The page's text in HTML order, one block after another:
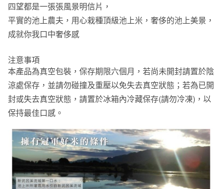
四望都是一張張風景明信片，
平實的池上農夫，用心栽種頂級池上米，奢侈的池上美景，
成就你我口中奢侈感
注意事項
本產品為真空包裝，保存期限六個月，若尚未開封請置於陰
涼處保存，並請勿碰撞及重壓以免失去真空狀態；若為已開
封或失去真空狀態，請置於冰箱內冷藏保存(請勿冷凍)，以
保持最佳口感。